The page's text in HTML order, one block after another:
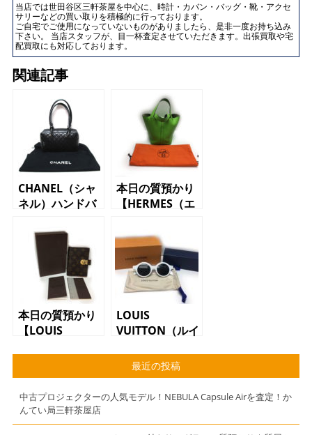
当店では世田谷区三軒茶屋を中心に、時計・カバン・バッグ・靴・アクセ
サリーなどの買い取りを積極的に行っております。
ご自宅でご使用になっていないものがありましたら、是非一度お持ち込み
下さい。 当店スタッフが、目一杯査定させていただきます。出張買取や宅
配買取にも対応しております。
関連記事
CHANEL（シャ
ネル）ハンドバ
セ ココマー
ク レザー
本日の質預かり
【HERMES（エ
ンMM ハンド
バッグ トリヨ
ンクレマンス
アップルグリー
ン レディー
ス】
本日の質預かり
【LOUIS
ェンダ
R21015 手帳カ
バー モノグラ
ム】
LOUIS
VUITTON（ルイ
プリームコラ
ボ サングラ
ス ホワイト
最近の投稿
中古プロジェクターの人気モデル！NEBULA Capsule Airを査定！か
んてい局三軒茶屋店